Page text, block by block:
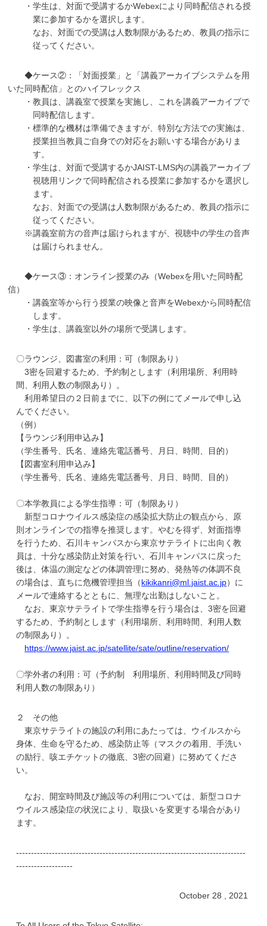
・学生は、対面で受講するかWebexにより同時配信される授
業に参加するかを選択します。
なお、対面での受講は人数制限があるため、教員の指示に
従ってください。
◆ケース②：「対面授業」と「講義アーカイブシステムを用
いた同時配信」とのハイフレックス
・教員は、講義室で授業を実施し、これを講義アーカイブで
同時配信します。
・標準的な機材は準備できますが、特別な方法での実施は、
授業担当教員ご自身での対応をお願いする場合がありま
す。
・学生は、対面で受講するかJAIST-LMS内の講義アーカイブ
視聴用リンクで同時配信される授業に参加するかを選択し
ます。
なお、対面での受講は人数制限があるため、教員の指示に
従ってください。
※講義室前方の音声は届けられますが、視聴中の学生の音声
は届けられません。
◆ケース③：オンライン授業のみ（Webexを用いた同時配
信）
・講義室等から行う授業の映像と音声をWebexから同時配信
します。
・学生は、講義室以外の場所で受講します。
〇ラウンジ、図書室の利用：可（制限あり）
3密を回避するため、予約制とします（利用場所、利用時
間、利用人数の制限あり）。
利用希望日の２日前までに、以下の例にてメールで申し込
んでください。
（例）
【ラウンジ利用申込み】
（学生番号、氏名、連絡先電話番号、月日、時間、目的）
【図書室利用申込み】
（学生番号、氏名、連絡先電話番号、月日、時間、目的）
〇本学教員による学生指導：可（制限あり）
新型コロナウイルス感染症の感染拡大防止の観点から、原
則オンラインでの指導を推奨します。やむを得ず、対面指導
を行うため、石川キャンパスから東京サテライトに出向く教
員は、十分な感染防止対策を行い、石川キャンパスに戻った
後は、体温の測定などの体調管理に努め、発熱等の体調不良
の場合は、直ちに危機管理担当（kikikanri@ml.jaist.ac.jp）に
メールで連絡するとともに、無理な出勤はしないこと。
なお、東京サテライトで学生指導を行う場合は、3密を回避
するため、予約制とします（利用場所、利用時間、利用人数
の制限あり）。
https://www.jaist.ac.jp/satellite/sate/outline/reservation/
〇学外者の利用：可（予約制 利用場所、利用時間及び同時
利用人数の制限あり）
２ その他
東京サテライトの施設の利用にあたっては、ウイルスから
身体、生命を守るため、感染防止等（マスクの着用、手洗い
の励行、咳エチケットの徹底、3密の回避）に努めてくださ
い。
なお、開室時間及び施設等の利用については、新型コロナ
ウイルス感染症の状況により、取扱いを変更する場合があり
ます。
-----------------------------------------------------------------------------
-------------------
October 28 , 2021